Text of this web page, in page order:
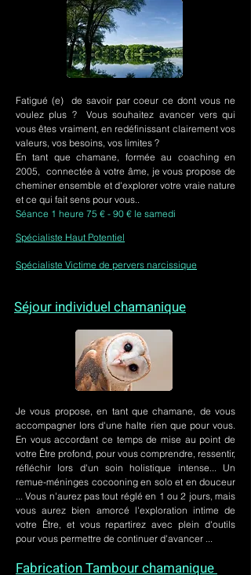
Fatigué (e) de savoir par coeur ce dont vous ne
voulez plus ? Vous souhaitez avancer vers qui
vous êtes vraiment, en redéfinissant clairement vos
valeurs, vos besoins, vos limites ?
En tant que chamane, formée au coaching en
2005, connectée à votre âme, je vous propose de
cheminer ensemble et d'explorer votre vraie nature
et ce qui fait sens pour vous..
Séance 1 heure 75 € - 90 € le samedi
Spécialiste Haut Potentiel
Spécialiste Victime de pervers narcissique
Séjour individuel chamanique
Je vous propose, en tant que chamane, de vous
accompagner lors d'une halte rien que pour vous.
En vous accordant ce temps de mise au point de
votre Être profond, pour vous comprendre, ressentir,
réfléchir lors d'un soin holistique intense... Un
remue-méninges cocooning en solo et en douceur
... Vous n'aurez pas tout réglé en 1 ou 2 jours, mais
vous aurez bien amorcé l'exploration intime de
votre Être, et vous repartirez avec plein d'outils
pour vous permettre de continuer d'avancer ...
Fabrication Tambour chamanique